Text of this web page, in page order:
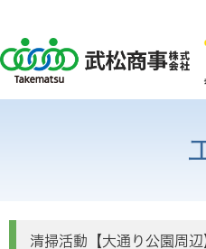
清掃活動【大通り公園周辺